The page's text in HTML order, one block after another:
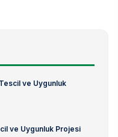
ve Uygunluk
ve Uygunluk Projesi